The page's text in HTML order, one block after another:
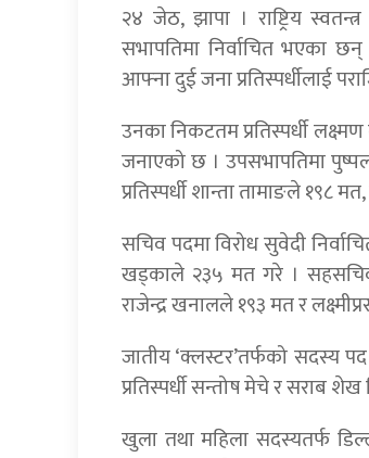
२४ जेठ, झापा । राष्ट्रिय
सभापतिमा निर्वाचित भएका
आफ्ना दुई जना प्रतिस्पर्धीलाई
उनका निकटतम प्रतिस्पर्धी
जनाएको छ । उपसभापतिमा
प्रतिस्पर्धी शान्ता तामाङले १९८
सचिव पदमा विरोध सुवेदी
खड्काले २३५ मत गरे । सहसचिव
राजेन्द्र खनालले १९३ मत र
जातीय ‘क्लस्टर’तर्फको सदस्य
प्रतिस्पर्धी सन्तोष मेचे र सराब
खुला तथा महिला सदस्यतर्फ